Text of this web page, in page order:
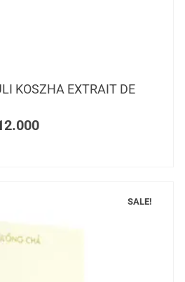
KOSZHA EXTRAIT DE
SALE!